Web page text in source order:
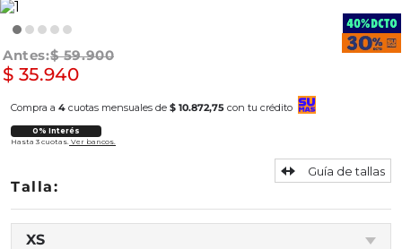
$ 59.900
$ 35.940
Compra a 4 cuotas mensuales de $ 10.872,75 con tu crédito
0% Interés
Hasta 3 cuotas. Ver bancos.
XS
Guía de tallas